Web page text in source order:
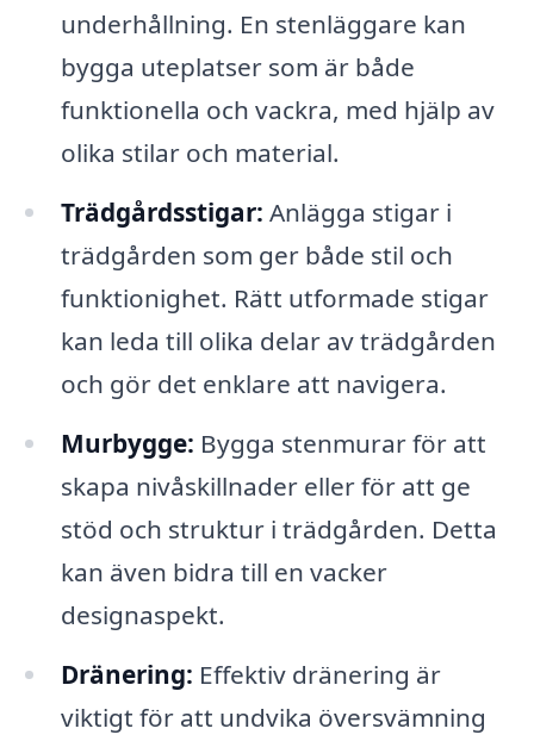
underhållning. En stenläggare kan
bygga uteplatser som är både
funktionella och vackra, med hjälp av
olika stilar och material.
Trädgårdsstigar: Anlägga stigar i
trädgården som ger både stil och
funktionighet. Rätt utformade stigar
kan leda till olika delar av trädgården
och gör det enklare att navigera.
Murbygge: Bygga stenmurar för att
skapa nivåskillnader eller för att ge
stöd och struktur i trädgården. Detta
kan även bidra till en vacker
designaspekt.
Dränering: Effektiv dränering är
viktigt för att undvika översvämning